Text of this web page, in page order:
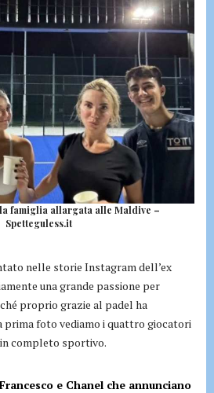
famiglia allargata alle Maldive –
Spetteguless.it
nelle storie Instagram dell’ex
una grande passione per
proprio grazie al padel ha
prima foto vediamo i quattro giocatori
completo sportivo.
e Chanel che annunciano